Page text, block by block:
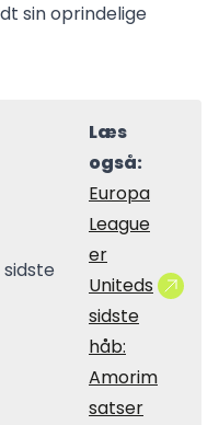
sin oprindelige
Læs
også:
Europa
League
er
Uniteds
sidste
håb:
Amorim
satser